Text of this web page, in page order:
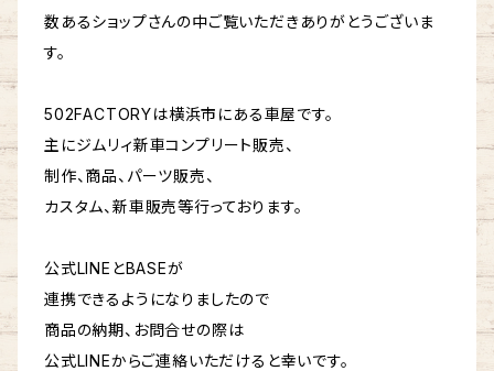
数あるショップさんの中ご覧いただきありがとうございま
す。
502FACTORYは横浜市にある車屋です。
主にジムリィ新車コンプリート販売、
制作、商品、パーツ販売、
カスタム、新車販売等行っております。
公式LINEとBASEが
連携できるようになりましたので
商品の納期、お問合せの際は
公式LINEからご連絡いただけると幸いです。